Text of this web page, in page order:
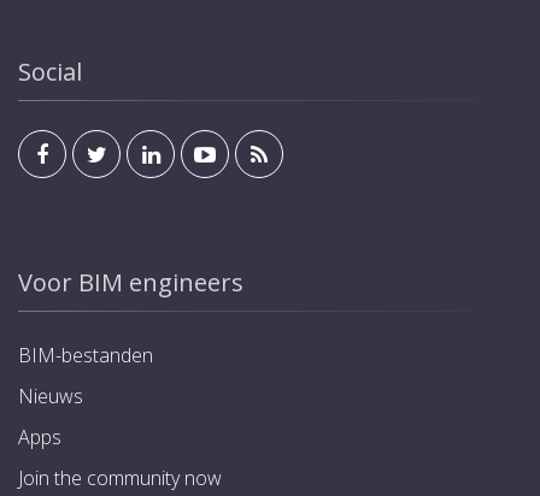
Social
Voor BIM engineers
BIM-bestanden
Nieuws
Apps
Join the community now